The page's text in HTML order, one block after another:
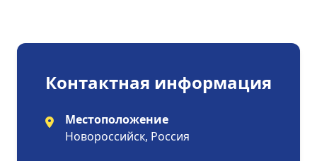
Контактная информация
Местоположение
Новороссийск, Россия